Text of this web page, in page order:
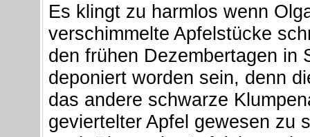
Es klingt zu harmlos wenn
verschimmelte Apfelstücke
den frühen Dezembertagen in
deponiert worden sein, denn
das andere schwarze
geviertelter Apfel gewesen zu